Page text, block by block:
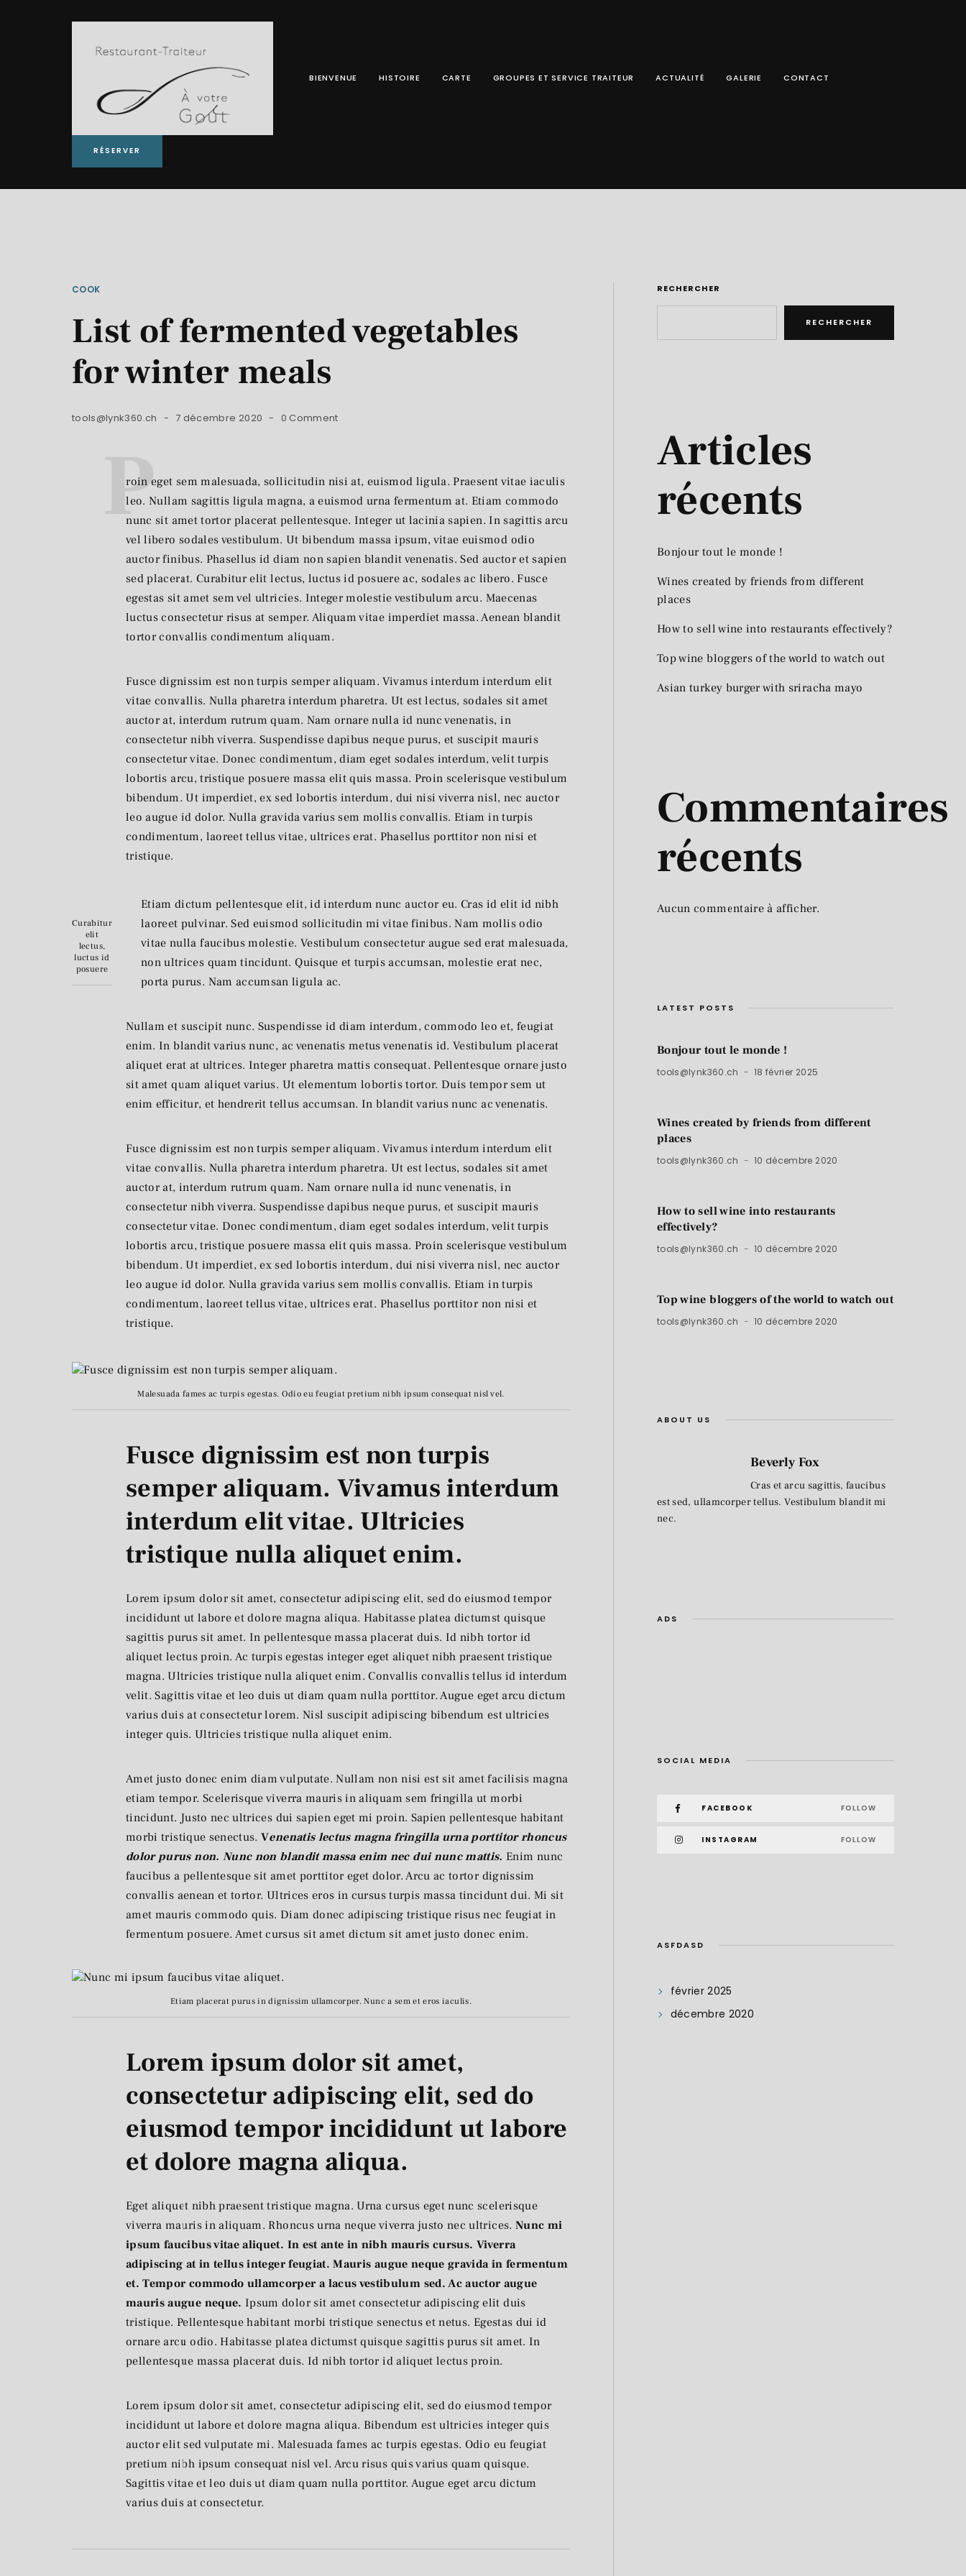
BIENVENUE HISTOIRE CARTE GROUPES ET SERVICE TRAITEUR ACTUALITÉ GALERIE CONTACT
RÉSERVER
COOK
List of fermented vegetables
for winter meals
tools@lynk360.ch 7 décembre 2020 0 Comment
P
roin eget sem malesuada, sollicitudin nisi at, euismod ligula. Praesent vitae iaculis
leo. Nullam sagittis ligula magna, a euismod urna fermentum at. Etiam commodo
nunc sit amet tortor placerat pellentesque. Integer ut lacinia sapien. In sagittis arcu
vel libero sodales vestibulum. Ut bibendum massa ipsum, vitae euismod odio
auctor finibus. Phasellus id diam non sapien blandit venenatis. Sed auctor et sapien
sed placerat. Curabitur elit lectus, luctus id posuere ac, sodales ac libero. Fusce
egestas sit amet sem vel ultricies. Integer molestie vestibulum arcu. Maecenas
luctus consectetur risus at semper. Aliquam vitae imperdiet massa. Aenean blandit
tortor convallis condimentum aliquam.
Fusce dignissim est non turpis semper aliquam. Vivamus interdum interdum elit
vitae convallis. Nulla pharetra interdum pharetra. Ut est lectus, sodales sit amet
auctor at, interdum rutrum quam. Nam ornare nulla id nunc venenatis, in
consectetur nibh viverra. Suspendisse dapibus neque purus, et suscipit mauris
consectetur vitae. Donec condimentum, diam eget sodales interdum, velit turpis
lobortis arcu, tristique posuere massa elit quis massa. Proin scelerisque vestibulum
bibendum. Ut imperdiet, ex sed lobortis interdum, dui nisi viverra nisl, nec auctor
leo augue id dolor. Nulla gravida varius sem mollis convallis. Etiam in turpis
condimentum, laoreet tellus vitae, ultrices erat. Phasellus porttitor non nisi et
tristique.
Curabitur
elit
lectus,
luctus id
posuere
Etiam dictum pellentesque elit, id interdum nunc auctor eu. Cras id elit id nibh
laoreet pulvinar. Sed euismod sollicitudin mi vitae finibus. Nam mollis odio
vitae nulla faucibus molestie. Vestibulum consectetur augue sed erat malesuada,
non ultrices quam tincidunt. Quisque et turpis accumsan, molestie erat nec,
porta purus. Nam accumsan ligula ac.
Nullam et suscipit nunc. Suspendisse id diam interdum, commodo leo et, feugiat
enim. In blandit varius nunc, ac venenatis metus venenatis id. Vestibulum placerat
aliquet erat at ultrices. Integer pharetra mattis consequat. Pellentesque ornare justo
sit amet quam aliquet varius. Ut elementum lobortis tortor. Duis tempor sem ut
enim efficitur, et hendrerit tellus accumsan. In blandit varius nunc ac venenatis.
Fusce dignissim est non turpis semper aliquam. Vivamus interdum interdum elit
vitae convallis. Nulla pharetra interdum pharetra. Ut est lectus, sodales sit amet
auctor at, interdum rutrum quam. Nam ornare nulla id nunc venenatis, in
consectetur nibh viverra. Suspendisse dapibus neque purus, et suscipit mauris
consectetur vitae. Donec condimentum, diam eget sodales interdum, velit turpis
lobortis arcu, tristique posuere massa elit quis massa. Proin scelerisque vestibulum
bibendum. Ut imperdiet, ex sed lobortis interdum, dui nisi viverra nisl, nec auctor
leo augue id dolor. Nulla gravida varius sem mollis convallis. Etiam in turpis
condimentum, laoreet tellus vitae, ultrices erat. Phasellus porttitor non nisi et
tristique.
Malesuada fames ac turpis egestas. Odio eu feugiat pretium nibh ipsum consequat nisl vel.
Fusce dignissim est non turpis
semper aliquam. Vivamus interdum
interdum elit vitae. Ultricies
tristique nulla aliquet enim.
Lorem ipsum dolor sit amet, consectetur adipiscing elit, sed do eiusmod tempor
incididunt ut labore et dolore magna aliqua. Habitasse platea dictumst quisque
sagittis purus sit amet. In pellentesque massa placerat duis. Id nibh tortor id
aliquet lectus proin. Ac turpis egestas integer eget aliquet nibh praesent tristique
magna. Ultricies tristique nulla aliquet enim. Convallis convallis tellus id interdum
velit. Sagittis vitae et leo duis ut diam quam nulla porttitor. Augue eget arcu dictum
varius duis at consectetur lorem. Nisl suscipit adipiscing bibendum est ultricies
integer quis. Ultricies tristique nulla aliquet enim.
Amet justo donec enim diam vulputate. Nullam non nisi est sit amet facilisis magna
etiam tempor. Scelerisque viverra mauris in aliquam sem fringilla ut morbi
tincidunt. Justo nec ultrices dui sapien eget mi proin. Sapien pellentesque habitant
morbi tristique senectus.Venenatis lectus magna fringilla urna porttitor rhoncus
dolor purus non. Nunc non blandit massa enim nec dui nunc mattis. Enim nunc
faucibus a pellentesque sit amet porttitor eget dolor. Arcu ac tortor dignissim
convallis aenean et tortor. Ultrices eros in cursus turpis massa tincidunt dui. Mi sit
amet mauris commodo quis. Diam donec adipiscing tristique risus nec feugiat in
fermentum posuere. Amet cursus sit amet dictum sit amet justo donec enim.
Etiam placerat purus in dignissim ullamcorper. Nunc a sem et eros iaculis.
Lorem ipsum dolor sit amet,
consectetur adipiscing elit, sed do
eiusmod tempor incididunt ut labore
et dolore magna aliqua.
Eget aliquet nibh praesent tristique magna. Urna cursus eget nunc scelerisque
viverra mauris in aliquam. Rhoncus urna neque viverra justo nec ultrices. Nunc mi
ipsum faucibus vitae aliquet. In est ante in nibh mauris cursus. Viverra
adipiscing at in tellus integer feugiat. Mauris augue neque gravida in fermentum
et. Tempor commodo ullamcorper a lacus vestibulum sed. Ac auctor augue
mauris augue neque. Ipsum dolor sit amet consectetur adipiscing elit duis
tristique. Pellentesque habitant morbi tristique senectus et netus. Egestas dui id
ornare arcu odio. Habitasse platea dictumst quisque sagittis purus sit amet. In
pellentesque massa placerat duis. Id nibh tortor id aliquet lectus proin.
Lorem ipsum dolor sit amet, consectetur adipiscing elit, sed do eiusmod tempor
incididunt ut labore et dolore magna aliqua. Bibendum est ultricies integer quis
auctor elit sed vulputate mi. Malesuada fames ac turpis egestas. Odio eu feugiat
pretium nibh ipsum consequat nisl vel. Arcu risus quis varius quam quisque.
Sagittis vitae et leo duis ut diam quam nulla porttitor. Augue eget arcu dictum
varius duis at consectetur.
RECHERCHER
RECHERCHER
Articles
récents
Bonjour tout le monde !
Wines created by friends from different
places
How to sell wine into restaurants effectively?
Top wine bloggers of the world to watch out
Asian turkey burger with sriracha mayo
Commentaires
récents
Aucun commentaire à afficher.
LATEST POSTS
Bonjour tout le monde !
tools@lynk360.ch 18 février 2025
Wines created by friends from different
places
tools@lynk360.ch 10 décembre 2020
How to sell wine into restaurants
effectively?
tools@lynk360.ch 10 décembre 2020
Top wine bloggers of the world to watch out
tools@lynk360.ch 10 décembre 2020
ABOUT US
Beverly Fox
Cras et arcu sagittis, faucibus
est sed, ullamcorper tellus. Vestibulum blandit mi
nec.
ADS
SOCIAL MEDIA
FACEBOOK FOLLOW
INSTAGRAM FOLLOW
ASFDASD
février 2025
décembre 2020